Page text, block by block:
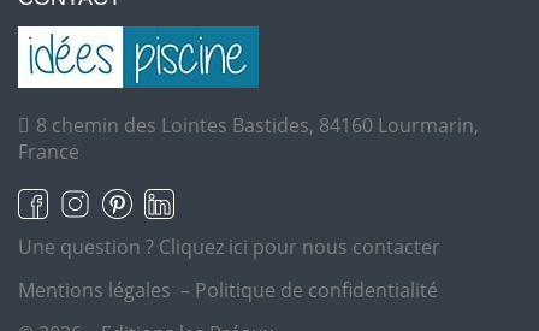
8 chemin des Lointes Bastides, 84160 Lourmarin,
France
Une question ? Cliquez ici pour nous contacter
Mentions légales – Politique de confidentialité